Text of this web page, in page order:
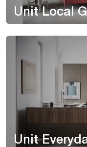
Unit Local
Unit